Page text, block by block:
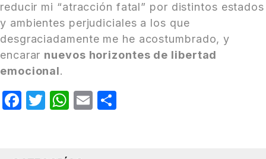
reducir mi “atracción fatal” por distintos estados
y ambientes perjudiciales a los que
desgraciadamente me he acostumbrado, y
encarar nuevos horizontes de libertad
emocional.
Facebook
Twitter
WhatsApp
Email